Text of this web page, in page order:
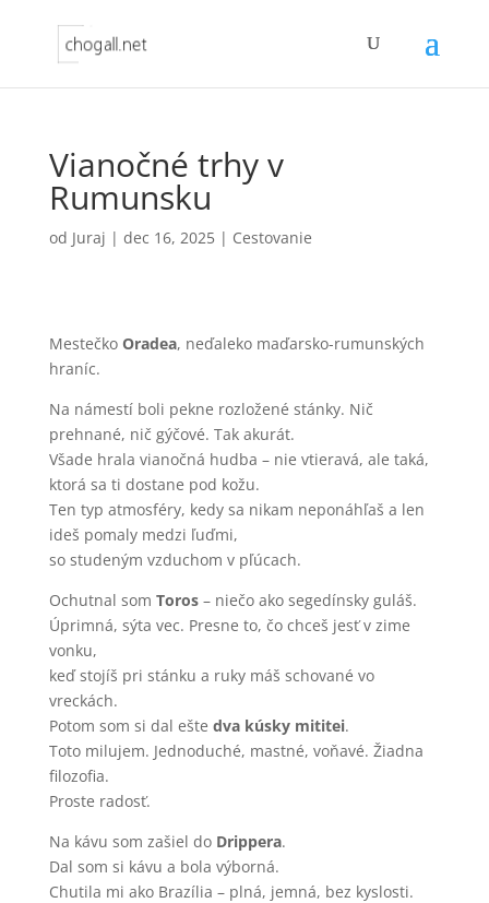
Vianočné trhy v
Rumunsku
od Juraj | dec 16, 2025| Cestovanie
Mestečko Oradea, neďaleko maďarsko-rumunských
hraníc.
Na námestí boli pekne rozložené stánky. Nič
prehnané, nič gýčové. Tak akurát.
Všade hrala vianočná hudba – nie vtieravá, ale taká,
ktorá sa ti dostane pod kožu.
Ten typ atmosféry, kedy sa nikam neponáhľaš a len
ideš pomaly medzi ľuďmi,
so studeným vzduchom v pľúcach.
Ochutnal som Toros– niečo ako segedínsky guláš.
Úprimná, sýta vec. Presne to, čo chceš jesť v zime
vonku,
keď stojíš pri stánku a ruky máš schované vo
vreckách.
Potom som si dal ešte dva kúsky mititei.
Toto milujem. Jednoduché, mastné, voňavé. Žiadna
filozofia.
Proste radosť.
Na kávu som zašiel do Drippera.
Dal som si kávu a bola výborná.
Chutila mi ako Brazília – plná, jemná, bez kyslosti.